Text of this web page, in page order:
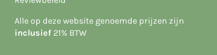
Alle op deze websitegenoemde prijzen zijn
inclusief21% BTW